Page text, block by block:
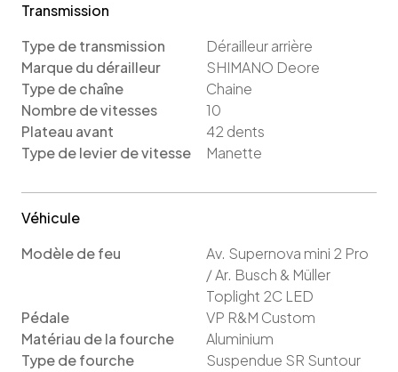
Transmission
Type de transmission
Dérailleur arrière
Marque du dérailleur
SHIMANO Deore
Type de chaîne
Chaine
Nombre de vitesses
10
Plateau avant
42 dents
Type de levier de vitesse
Manette
Véhicule
Modèle de feu
Av. Supernova mini 2 Pro
/ Ar. Busch & Müller
Toplight 2C LED
Pédale
VP R&M Custom
Matériau de la fourche
Aluminium
Type de fourche
Suspendue SR Suntour